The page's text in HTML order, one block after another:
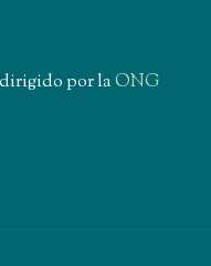
por laONG